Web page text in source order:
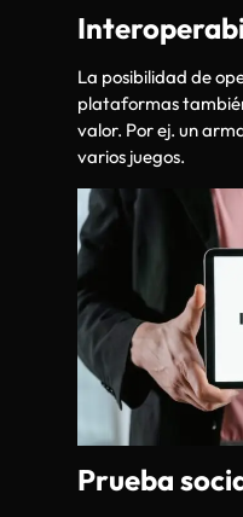
La posibilidad de
plataformas
valor. Por ej. un
varios juegos.
Prueba